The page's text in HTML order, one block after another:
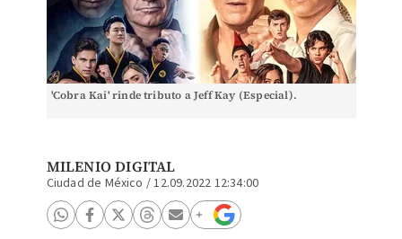
'Cobra Kai' rinde tributo a Jeff Kay (Especial).
MILENIO DIGITAL
Ciudad de México /12.09.2022 12:34:00